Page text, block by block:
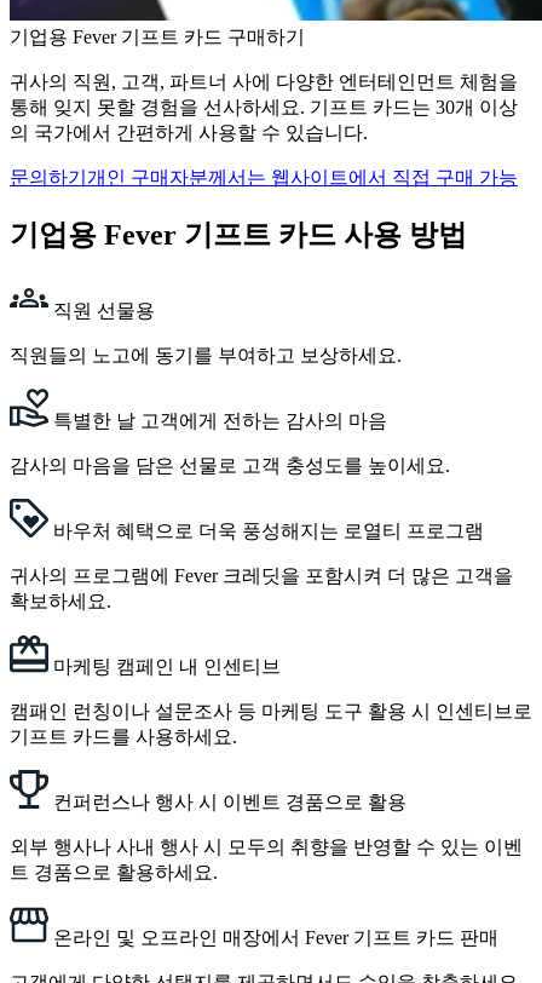
기업용 Fever 기프트 카드 구매하기
귀사의 직원, 고객, 파트너 사에 다양한 엔터테인먼트 체험을
통해 잊지 못할 경험을 선사하세요. 기프트 카드는 30개 이상
의 국가에서 간편하게 사용할 수 있습니다.
문의하기 개인 구매자분께서는 웹사이트에서 직접 구매 가능
기업용 Fever 기프트 카드 사용 방법
직원 선물용
직원들의 노고에 동기를 부여하고 보상하세요.
특별한 날 고객에게 전하는 감사의 마음
감사의 마음을 담은 선물로 고객 충성도를 높이세요.
바우처 혜택으로 더욱 풍성해지는 로열티 프로그램
귀사의 프로그램에 Fever 크레딧을 포함시켜 더 많은 고객을
확보하세요.
마케팅 캠페인 내 인센티브
캠패인 런칭이나 설문조사 등 마케팅 도구 활용 시 인센티브로
기프트 카드를 사용하세요.
컨퍼런스나 행사 시 이벤트 경품으로 활용
외부 행사나 사내 행사 시 모두의 취향을 반영할 수 있는 이벤
트 경품으로 활용하세요.
온라인 및 오프라인 매장에서 Fever 기프트 카드 판매